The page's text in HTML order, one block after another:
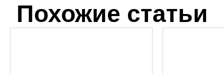
Похожие статьи